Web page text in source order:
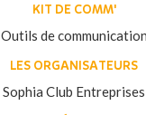
KIT DE COMM'
Outils de communication
LES ORGANISATEURS
Sophia Club Entreprises